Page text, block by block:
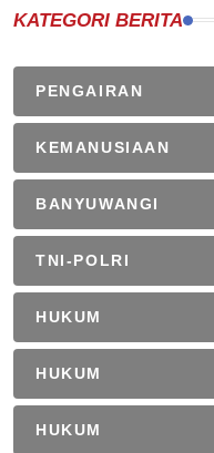
KATEGORI BERITA
PENGAIRAN
KEMANUSIAAN
BANYUWANGI
TNI-POLRI
HUKUM
HUKUM
HUKUM